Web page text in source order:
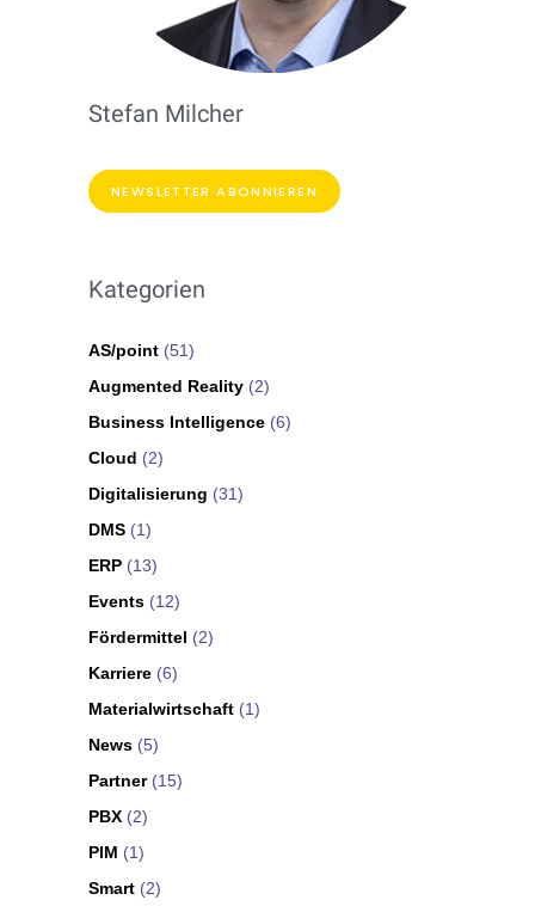
Stefan Milcher
NEWSLETTER ABONNIEREN
Kategorien
AS/point (51)
Augmented Reality (2)
Business Intelligence (6)
Cloud (2)
Digitalisierung (31)
DMS (1)
ERP (13)
Events (12)
Fördermittel (2)
Karriere (6)
Materialwirtschaft (1)
News (5)
Partner(15)
PBX (2)
PIM (1)
Smart (2)